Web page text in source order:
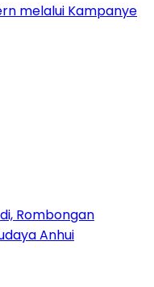
melalui Kampanye
Rombongan
Anhui